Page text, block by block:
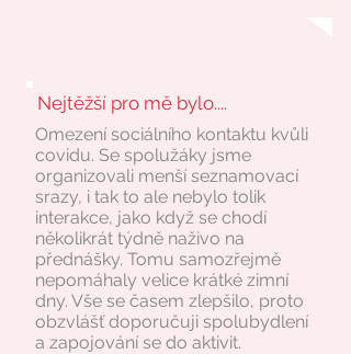
Nejtěžší pro mě bylo....
Omezení sociálního kontaktu kvůli
covidu. Se spolužáky jsme
organizovali menší seznamovací
srazy, i tak to ale nebylo tolik
interakce, jako když se chodí
několikrát týdně naživo na
přednášky. Tomu samozřejmě
nepomáhaly velice krátké zimní
dny. Vše se časem zlepšilo, proto
obzvlášť doporučuji spolubydlení
a zapojování se do aktivit.